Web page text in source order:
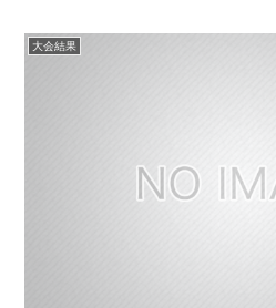
大会結果